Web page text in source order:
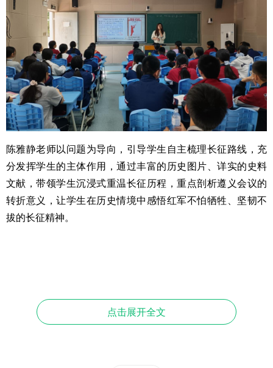
陈雅静老师以问题为导向，引导学生自主梳理长征路线，充
分发挥学生的主体作用，通过丰富的历史图片、详实的史料
文献，带领学生沉浸式重温长征历程，重点剖析遵义会议的
转折意义，让学生在历史情境中感悟红军不怕牺牲、坚韧不
拔的长征精神。
潘小琴老师课堂以诗歌导入，讲授长征背景、原因、历程及
遵义会议的时间、内容与重大意义，还涵盖长征胜利的标志
点击展开全文